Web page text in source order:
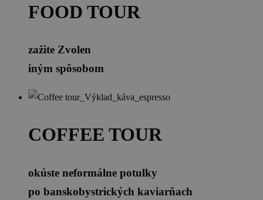
FOOD TOUR
zažite Zvolen
iným spôsobom
COFFEE TOUR
okúste neformálne potulky
po banskobystrických kaviarňach